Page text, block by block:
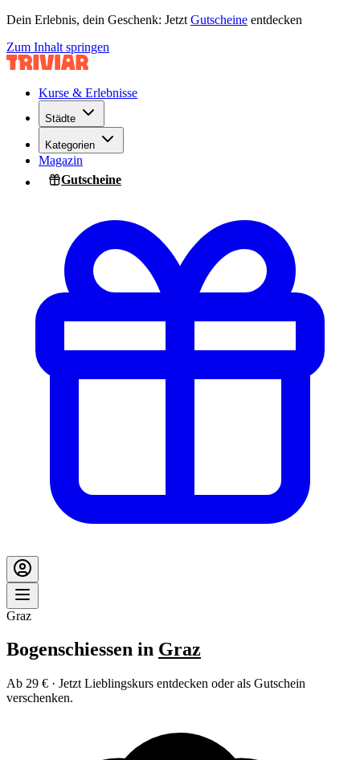
Dein Erlebnis, dein Geschenk: Jetzt Gutscheine entdecken
Zum Inhalt springen
Kurse & Erlebnisse
Städte
Kategorien
Magazin
Gutscheine
Graz
Bogenschiessen in Graz
Ab 29 € · Jetzt Lieblingskurs entdecken oder als Gutschein
verschenken.